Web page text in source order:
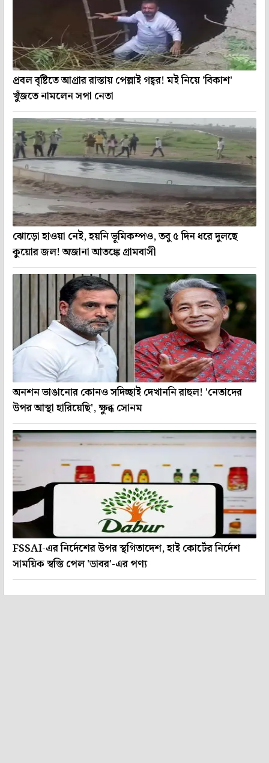
প্রবল বৃষ্টিতে আগ্রার রাস্তায় পেল্লাই গহ্বর! মই নিয়ে 'বিকাশ'
খুঁজতে নামলেন সপা নেতা
ঝোড়ো হাওয়া নেই, হয়নি ভূমিকম্পও, তবু ৫ দিন ধরে দুলছে
কুয়োর জল! অজানা আতঙ্কে গ্রামবাসী
অনশন ভাঙানোর কোনও সদিচ্ছাই দেখাননি রাহুল! 'নেতাদের
উপর আস্থা হারিয়েছি', ক্ষুব্ধ সোনম
FSSAI-এর নির্দেশের উপর স্থগিতাদেশ, হাই কোর্টের নির্দেশ
সাময়িক স্বস্তি পেল 'ডাবর'-এর পণ্য